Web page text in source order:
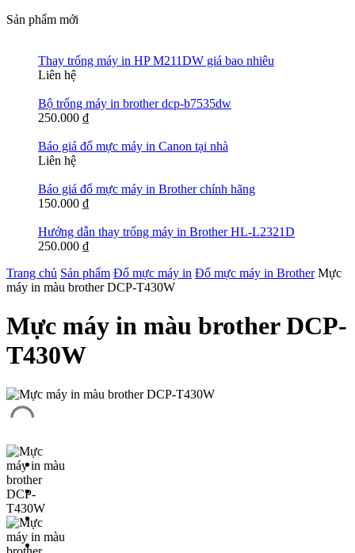
Sản phẩm mới
Thay trống máy in HP M211DW giá bao nhiêu
Liên hệ
Bộ trống máy in brother dcp-b7535dw
250.000 ₫
Báo giá đổ mực máy in Canon tại nhà
Liên hệ
Báo giá đổ mực máy in Brother chính hãng
150.000 ₫
Hướng dẫn thay trống máy in Brother HL-L2321D
250.000 ₫
Trang chủ Sản phẩm Đổ mực máy in Đổ mực máy in Brother Mực
máy in màu brother DCP-T430W
Mực máy in màu brother DCP-
T430W